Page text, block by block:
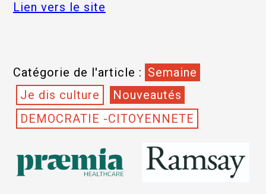
Lien vers le site
Catégorie de l'article : Semaine
Je dis culture
Nouveautés
DEMOCRATIE -CITOYENNETE